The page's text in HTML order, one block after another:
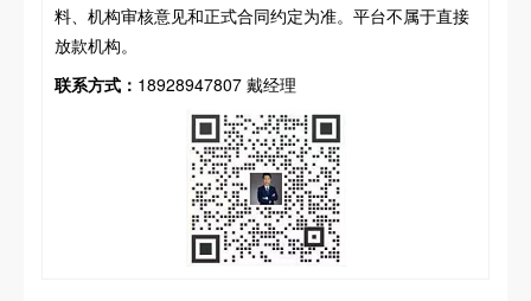
料、机构审核意见和正式合同约定为准。平台不属于直接
放款机构。
联系方式： 18928947807 戴经理